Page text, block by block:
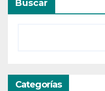
Buscar
Categorías